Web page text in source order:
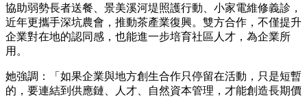
協助弱勢長者送餐、景美溪河堤照護行動、小家電維修義診，
近年更攜手深坑農會，推動茶產業復興。雙方合作，不僅提升
企業對在地的認同感，也能進一步培育社區人才，為企業所
用。
她強調：「如果企業與地方創生合作只停留在活動，只是短暫
的，要連結到供應鏈、人才、自然資本管理，才能創造長期價